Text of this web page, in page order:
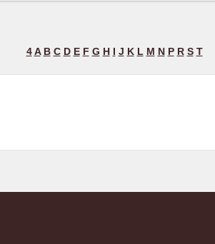
4 A B C D E F G H I J K L M N P R S T